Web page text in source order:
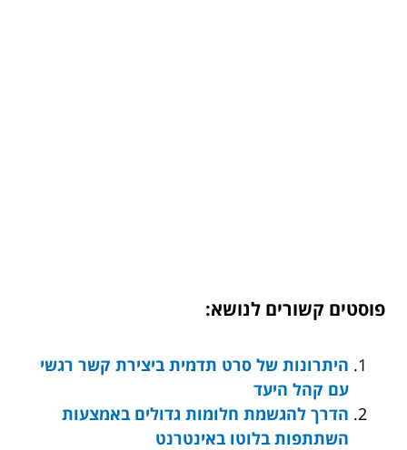
פוסטים קשורים לנושא:
היתרונות של סרט תדמית ביצירת קשר רגשי
עם קהל היעד
הדרך להגשמת חלומות גדולים באמצעות
השתתפות בלוטו באינטרנט